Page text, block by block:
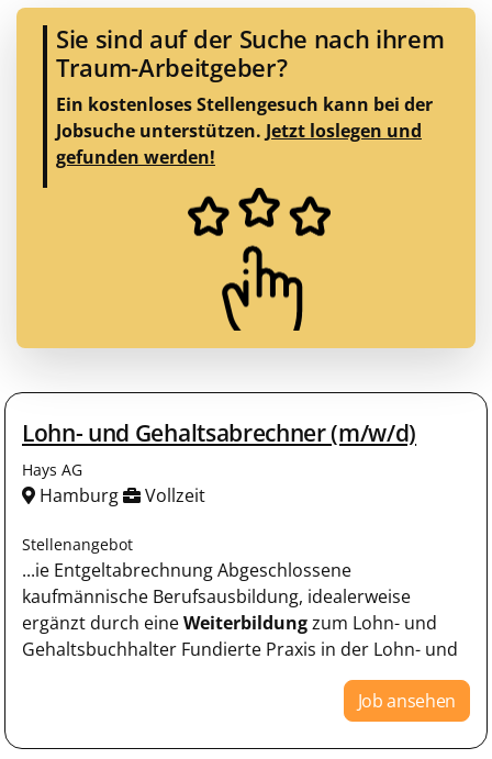
Sie sind auf der Suche nach ihrem
Traum-Arbeitgeber?
Ein kostenloses Stellengesuch kann bei der
Jobsuche unterstützen. Jetzt loslegen und
gefunden werden!
Lohn- und Gehaltsabrechner (m/w/d)
Hays AG
Hamburg Vollzeit
Stellenangebot
...ie Entgeltabrechnung Abgeschlossene
kaufmännische Berufsausbildung, idealerweise
ergänzt durch eineWeiterbildungzum Lohn- und
Gehaltsbuchhalter Fundierte Praxis in der Lohn- und
Job ansehen